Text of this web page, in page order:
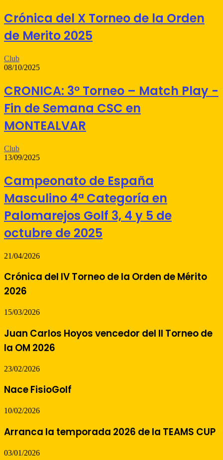
Crónica del X Torneo de la Orden
de Merito 2025
Club
08/10/2025
CRONICA: 3º Torneo – Match Play -
Fin de Semana CSC en
MONTEALVAR
Club
13/09/2025
Campeonato de España
Masculino 4ª Categoría en
Palomarejos Golf 3, 4 y 5 de
octubre de 2025
21/04/2026
Crónica del IV Torneo de la Orden de Mérito
2026
15/03/2026
Juan Carlos Hoyos vencedor del II Torneo de
la OM 2026
23/02/2026
Nace FisioGolf
10/02/2026
Arranca la temporada 2026 de la TEAMS CUP
03/01/2026